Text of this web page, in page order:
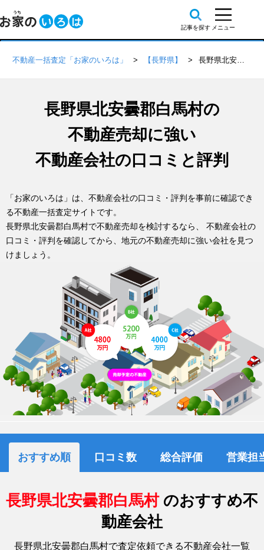
不動産一括査定「お家のいろは」 【長野県】 長野県北安曇郡白馬村の不動産会社 口コミ・評判一覧
長野県北安曇郡白馬村の
不動産売却に強い
不動産会社の口コミと評判
「お家のいろは」は、不動産会社の口コミ・評判を事前に確認でき
る不動産一括査定サイトです。
長野県北安曇郡白馬村で不動産売却を検討するなら、 不動産会社の
口コミ・評判を確認してから、地元の不動産売却に強い会社を見つ
けましょう。
おすすめ順 口コミ数 総合評価 営業担
長野県北安曇郡白馬村 のおすすめ不
動産会社
長野県北安曇郡白馬村で査定依頼できる不動産会社一覧